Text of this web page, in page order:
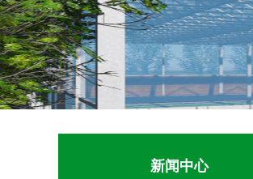
新闻中心